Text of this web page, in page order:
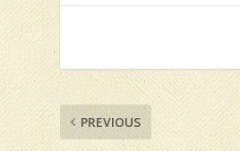
PREVIOUS